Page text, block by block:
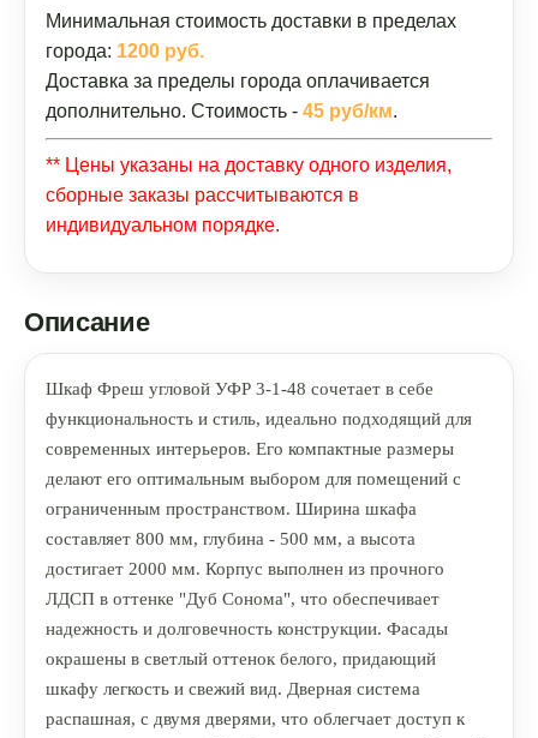
Минимальная стоимость доставки в пределах
города: 1200 руб.
Доставка за пределы города оплачивается
дополнительно. Стоимость - 45 руб/км.
** Цены указаны на доставку одного изделия,
сборные заказы рассчитываются в
индивидуальном порядке.
Описание
Шкаф Фреш угловой УФР 3-1-48 сочетает в себе
функциональность и стиль, идеально подходящий для
современных интерьеров. Его компактные размеры
делают его оптимальным выбором для помещений с
ограниченным пространством. Ширина шкафа
составляет 800 мм, глубина - 500 мм, а высота
достигает 2000 мм. Корпус выполнен из прочного
ЛДСП в оттенке "Дуб Сонома", что обеспечивает
надежность и долговечность конструкции. Фасады
окрашены в светлый оттенок белого, придающий
шкафу легкость и свежий вид. Дверная система
распашная, с двумя дверями, что облегчает доступ к